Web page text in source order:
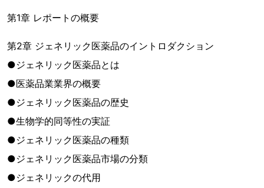
第1章 レポートの概要
第2章 ジェネリック医薬品のイントロダクション
●ジェネリック医薬品とは
●医薬品業業界の概要
●ジェネリック医薬品の歴史
●生物学的同等性の実証
●ジェネリック医薬品の種類
●ジェネリック医薬品市場の分類
●ジェネリックの代用